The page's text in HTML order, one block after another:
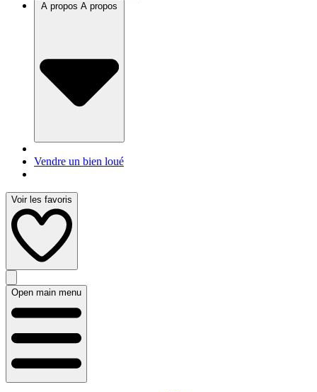
A propos
Vendre un bien loué
Voir les favoris
Open main menu